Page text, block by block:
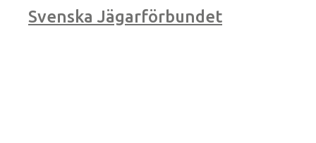
Svenska Jägarförbundet